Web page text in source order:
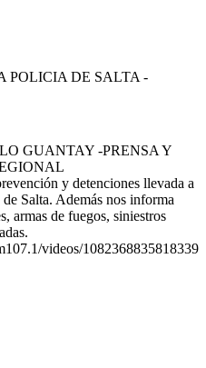
POLICIA DE SALTA -
GUANTAY -PRENSA Y
y detenciones llevada a
Salta. Además nos informa
armas de fuegos, siniestros
videos/1082368835818339